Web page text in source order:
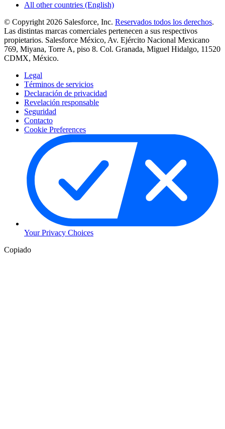
All other countries (English)
© Copyright 2026 Salesforce, Inc. Reservados todos los derechos.
Las distintas marcas comerciales pertenecen a sus respectivos
propietarios. Salesforce México, Av. Ejército Nacional Mexicano
769, Miyana, Torre A, piso 8. Col. Granada, Miguel Hidalgo, 11520
CDMX, México.
Legal
Términos de servicios
Declaración de privacidad
Revelación responsable
Seguridad
Contacto
Cookie Preferences
Your Privacy Choices
Copiado